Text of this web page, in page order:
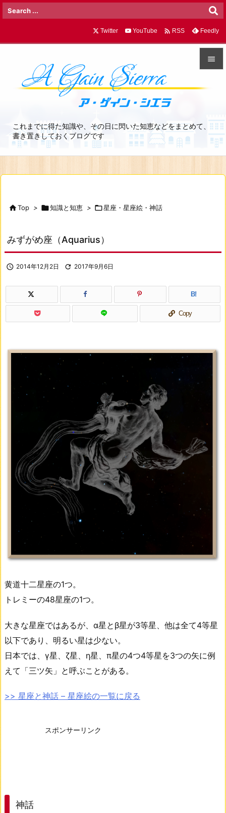

メニュ

前へ

Twitter YouTube  RSS Feedly
これまでに得た知識や、その日に閃いた知恵などをまとめて、
書き置きしておくブログです
Top > 知識と知恵 > 星座・星座絵・神話
みずがめ座（Aquarius）
 2014年12月2日  2017年9月6日
B!
Copy
黄道十二星座の1つ。
トレミーの48星座の1つ。
大きな星座ではあるが、α星とβ星が3等星、他は全て4等星
以下であり、明るい星は少ない。
日本では、γ星、ζ星、η星、π星の4つ4等星を3つの矢に例
えて「三ツ矢」と呼ぶことがある。
>> 星座と神話 – 星座絵の一覧に戻る
スポンサーリンク
神話